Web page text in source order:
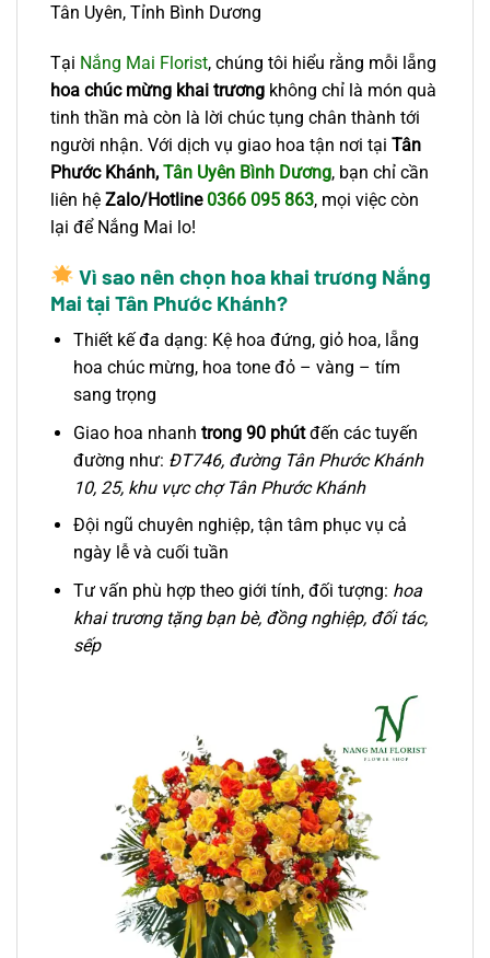
Tân Uyên, Tỉnh Bình Dương
Tại Nắng Mai Florist, chúng tôi hiểu rằng mỗi lẵng
hoa chúc mừng khai trương không chỉ là món quà
tinh thần mà còn là lời chúc tụng chân thành tới
người nhận. Với dịch vụ giao hoa tận nơi tại Tân
Phước Khánh, Tân Uyên Bình Dương, bạn chỉ cần
liên hệ Zalo/Hotline0366 095 863, mọi việc còn
lại để Nắng Mai lo!
Vì sao nên chọn hoa khai trương Nắng
Mai tại Tân Phước Khánh?
Thiết kế đa dạng: Kệ hoa đứng, giỏ hoa, lẵng
hoa chúc mừng, hoa tone đỏ – vàng – tím
sang trọng
Giao hoa nhanh trong 90 phútđến các tuyến
đường như: ĐT746, đường Tân Phước Khánh
10, 25, khu vực chợ Tân Phước Khánh
Đội ngũ chuyên nghiệp, tận tâm phục vụ cả
ngày lễ và cuối tuần
Tư vấn phù hợp theo giới tính, đối tượng: hoa
khai trương tặng bạn bè, đồng nghiệp, đối tác,
sếp